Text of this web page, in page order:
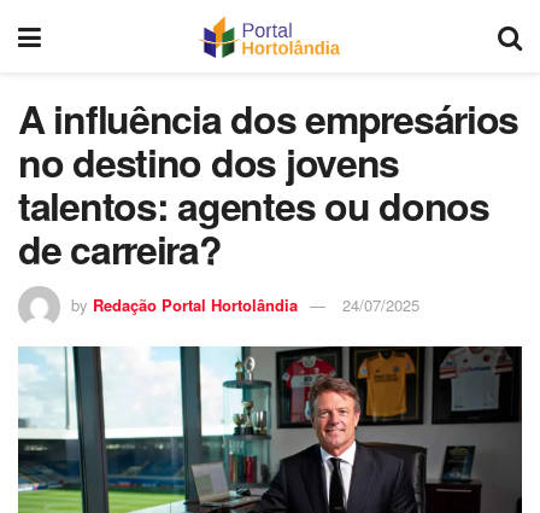
A influência dos empresários
no destino dos jovens
talentos: agentes ou donos
de carreira?
by Redação Portal Hortolândia 24/07/2025